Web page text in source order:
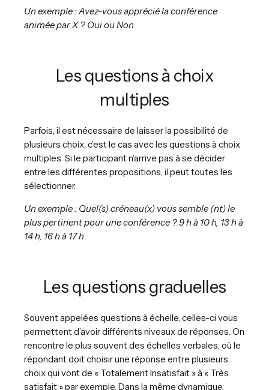
Un exemple : Avez-vous apprécié la conférence
animée par X ? Oui ou Non
Les questions à choix
multiples
Parfois, il est nécessaire de laisser la possibilité de
plusieurs choix, c’est le cas avec les questions à choix
multiples. Si le participant n’arrive pas à se décider
entre les différentes propositions, il peut toutes les
sélectionner.
Un exemple : Quel(s) créneau(x) vous semble (nt) le
plus pertinent pour une conférence ? 9 h à 10 h, 13 h à
14 h, 16 h à 17 h
Les questions graduelles
Souvent appelées questions à échelle, celles-ci vous
permettent d’avoir différents niveaux de réponses. On
rencontre le plus souvent des échelles verbales, où le
répondant doit choisir une réponse entre plusieurs
choix qui vont de « Totalement Insatisfait » à « Très
satisfait » par exemple. Dans la même dynamique,